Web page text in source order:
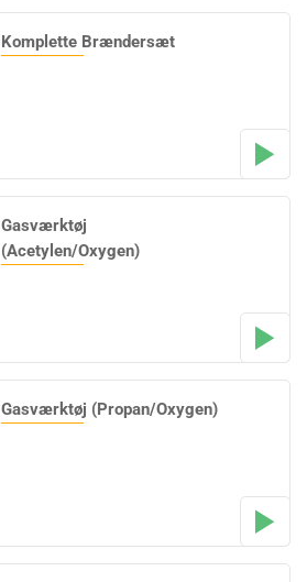
Komplette Brændersæt
Gasværktøj
(Acetylen/Oxygen)
Gasværktøj (Propan/Oxygen)